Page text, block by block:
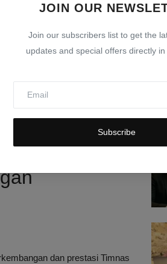
JOIN OUR
Join our subscribers list to get the
updates and special offers directly
Subscribe
U-
Indonesia dalam
satu negara dengan tradisi
kualitas dan kemampuan
dan prestasi Timnas